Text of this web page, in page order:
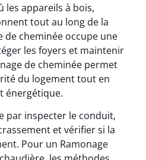
les appareils à bois,
tout au long de la
de cheminée occupe une
les foyers et maintenir
de cheminée permet
du logement tout en
énergétique.
par inspecter le conduit,
et vérifier si la
Pour un Ramonage